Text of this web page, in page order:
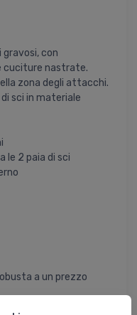
gravosi, con
cuciture nastrate.
zona degli attacchi.
sci in materiale
le 2 paia di sci
a un prezzo